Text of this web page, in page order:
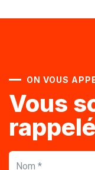
ON VOUS
Vous